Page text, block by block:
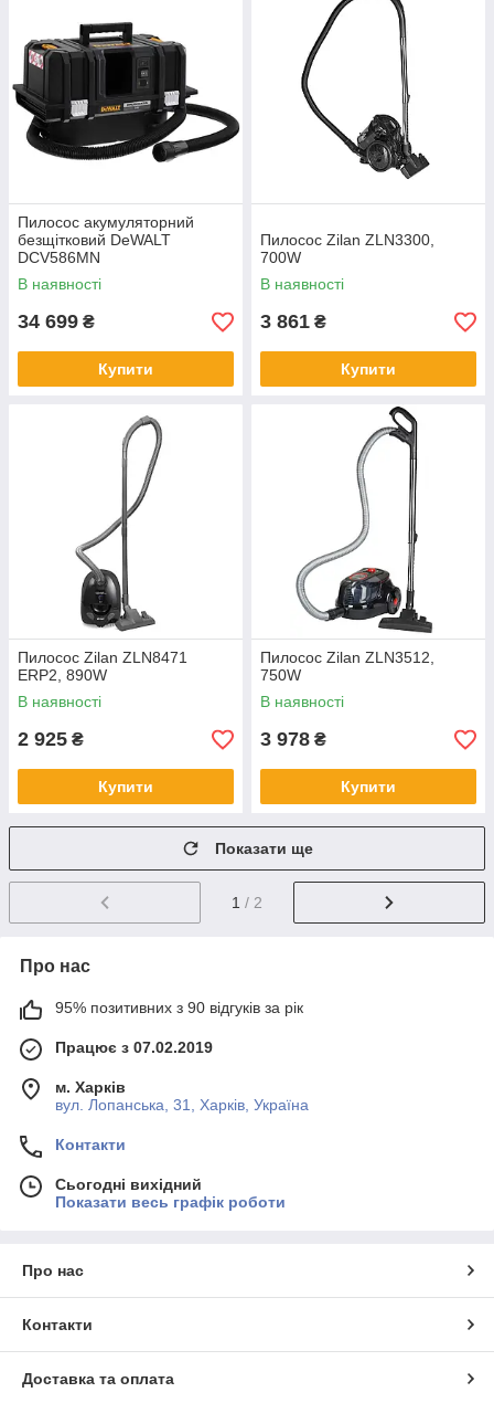
Пилосос акумуляторний
безщітковий DeWALT
DCV586MN
В наявності
34 699 ₴
Купити
Пилосос Zilan ZLN3300,
700W
В наявності
3 861 ₴
Купити
Пилосос Zilan ZLN8471
ERP2, 890W
В наявності
2 925 ₴
Купити
Пилосос Zilan ZLN3512,
750W
В наявності
3 978 ₴
Купити
Показати ще
1 / 2
Про нас
95% позитивних з 90 відгуків за рік
Працює з 07.02.2019
м. Харків
вул. Лопанська, 31, Харків, Україна
Контакти
Сьогодні вихідний
Показати весь графік роботи
Про нас
Контакти
Доставка та оплата